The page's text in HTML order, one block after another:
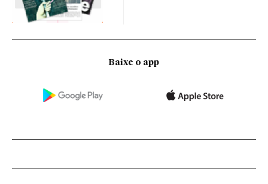
Baixe o app